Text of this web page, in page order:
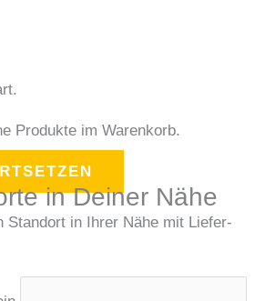
Produkte im Warenkorb.
in Deiner Nähe
Standort in Ihrer Nähe mit Liefer-